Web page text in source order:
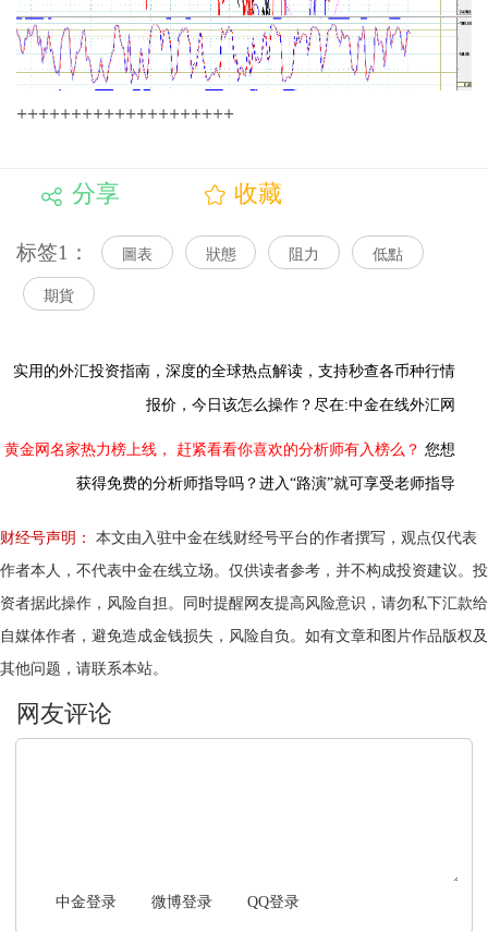
++++++++++++++++++++
分享 收藏
标签1： 圖表 狀態 阻力 低點
期貨
实用的外汇投资指南， 深度的全球热点解读， 支持秒查各币种行情
报价，今日该怎么操作？尽在:中金在线外汇网
黄金网名家热力榜上线， 赶紧看看你喜欢的分析师有入榜么？ 您想
获得免费的分析师指导吗？进入“路演”就可享受老师指导
财经号声明：
本文由入驻中金在线财经号平台的作者撰写，观点仅代表
作者本人，不代表中金在线立场。仅供读者参考，并不构成投资建议。投
资者据此操作，风险自担。同时提醒网友提高风险意识，请勿私下汇款给
自媒体作者，避免造成金钱损失，风险自负。如有文章和图片作品版权及
其他问题，请联系本站。
中金登录 微博登录 QQ登录